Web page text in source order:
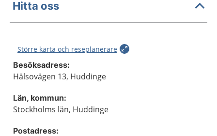
Hitta oss
Större karta och reseplanerare
Besöksadress:
Hälsovägen 13, Huddinge
Län, kommun:
Stockholms län, Huddinge
Postadress: